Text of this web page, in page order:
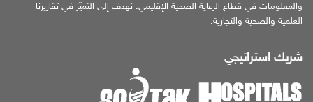
والمعلومات في قطاع الرعاية الصحية الإقليمي. نهدف إلى التميّز في تقاريرنا
العلمية والصحية والتجارية.
شريك استراتيجي